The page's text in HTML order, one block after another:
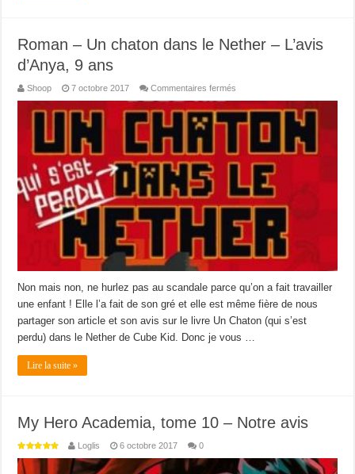
Roman – Un chaton dans le Nether – L’avis
d’Anya, 9 ans
Shoop 7 octobre 2017 Commentaires fermés
–
Un
chaton
Nether
–
d’Anya,
9
ans
Non mais non, ne hurlez pas au scandale parce qu’on a fait travailler
une enfant ! Elle l’a fait de son gré et elle est même fière de nous
partager son article et son avis sur le livre Un Chaton (qui s’est
perdu) dans le Nether de Cube Kid. Donc je vous …
Lire la suite »
My Hero Academia, tome 10 – Notre avis
Loglis 6 octobre 2017 0